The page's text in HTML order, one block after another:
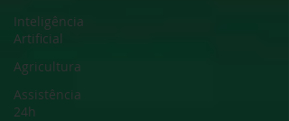
Inteligência
Artificial
Agricultura
Assistência
24h